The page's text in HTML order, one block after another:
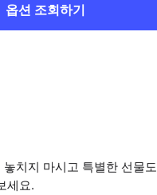
옵션 조회하기
치지 마시고 특별한 선물
세요.